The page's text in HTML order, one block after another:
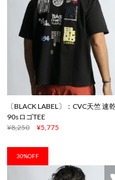
〔BLACK LABEL〕：CVC天竺 速
90sロゴTEE
¥8,250
¥5,775
30%OFF